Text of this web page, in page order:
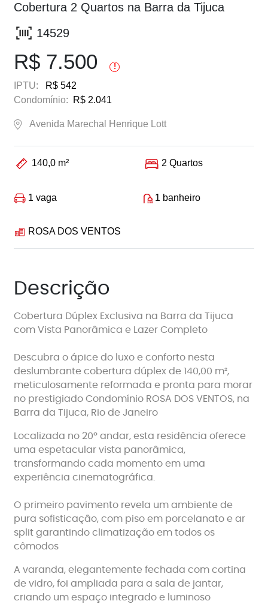
Cobertura 2 Quartos na Barra da Tijuca
14529
R$ 7.500 !
IPTU:
R$ 542
Condomínio:
R$ 2.041
Avenida Marechal Henrique Lott
140,0 m² 2 Quartos
1 vaga 1 banheiro
ROSA DOS VENTOS
Descrição
Cobertura Dúplex Exclusiva na Barra da Tijuca
com Vista Panorâmica e Lazer Completo
Descubra o ápice do luxo e conforto nesta
deslumbrante cobertura dúplex de 140,00 m²,
meticulosamente reformada e pronta para morar
no prestigiado Condomínio ROSA DOS VENTOS, na
Barra da Tijuca, Rio de Janeiro
Localizada no 20º andar, esta residência oferece
uma espetacular vista panorâmica,
transformando cada momento em uma
experiência cinematográfica.
O primeiro pavimento revela um ambiente de
pura sofisticação, com piso em porcelanato e ar
split garantindo climatização em todos os
cômodos
A varanda, elegantemente fechada com cortina
de vidro, foi ampliada para a sala de jantar,
criando um espaço integrado e luminoso